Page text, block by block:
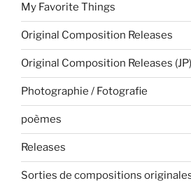
My Favorite Things
Original Composition Releases
Original Composition Releases (JP)
Photographie / Fotografie
poèmes
Releases
Sorties de compositions